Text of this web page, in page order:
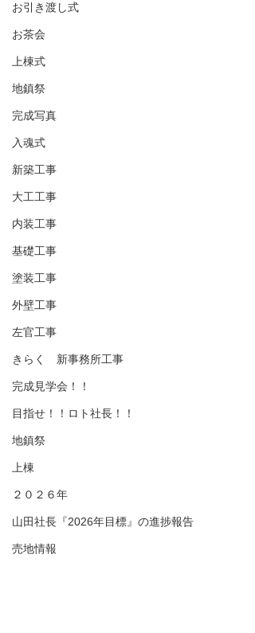
お引き渡し式
お茶会
上棟式
地鎮祭
完成写真
入魂式
新築工事
大工工事
内装工事
基礎工事
塗装工事
外壁工事
左官工事
きらく 新事務所工事
完成見学会！！
目指せ！！ロト社長！！
地鎮祭
上棟
２０２６年
山田社長『2026年目標』の進捗報告
売地情報